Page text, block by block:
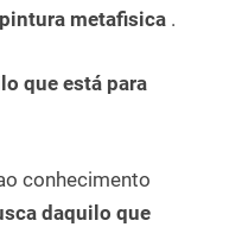
pintura metafisica .
que está para
conhecimento
daquilo que